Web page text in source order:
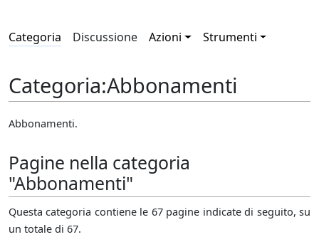
Categoria Discussione Azioni Strumenti
Categoria:Abbonamenti
Abbonamenti.
Pagine nella categoria
"Abbonamenti"
Questa categoria contiene le 67 pagine indicate di seguito, su
un totale di 67.